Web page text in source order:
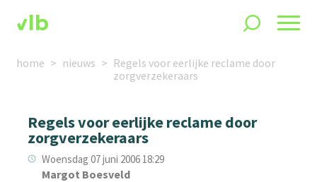
home nieuws
Regels voor eerlijke reclame door
zorgverzekeraars
Regels voor eerlijke reclame door
zorgverzekeraars
Woensdag 07 juni 2006 18:29
Margot Boesveld